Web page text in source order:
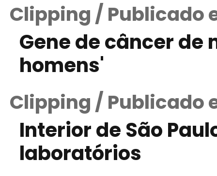
Clipping / Publicado
Gene de câncer
homens'
Clipping / Publicado
Interior de São
laboratórios